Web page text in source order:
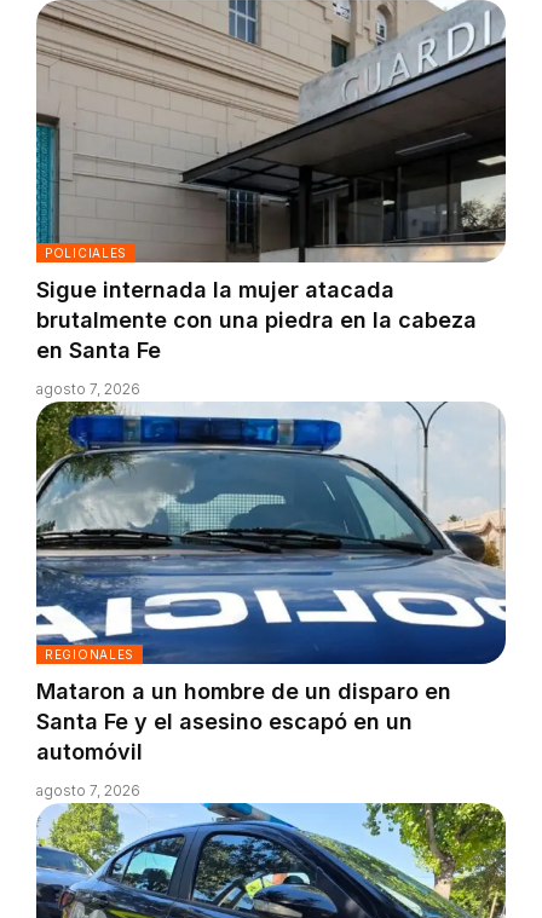
POLICIALES
Sigue internada la mujer atacada
brutalmente con una piedra en la cabeza
en Santa Fe
agosto 7, 2026
REGIONALES
Mataron a un hombre de un disparo en
Santa Fe y el asesino escapó en un
automóvil
agosto 7, 2026